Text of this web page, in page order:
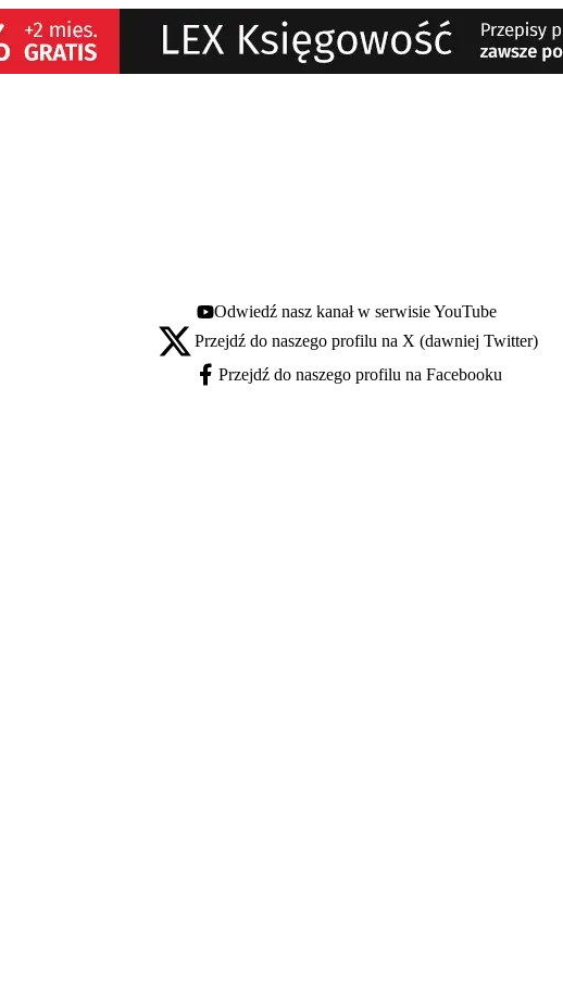
Youtube - otwiera się w nowej karcie
Odwiedź nasz kanał w serwisie YouTube
X - otwiera się w nowej karcie
Przejdź do naszego profilu na X (dawniej Twitter)
Facebook - otwiera się w nowej karcie
Przejdź do naszego profilu na Facebooku